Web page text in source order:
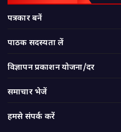
पत्रकार बनें
पाठक सदस्यता लें
विज्ञापन प्रकाशन योजना/दर
समाचार भेजें
हमसे संपर्क करें